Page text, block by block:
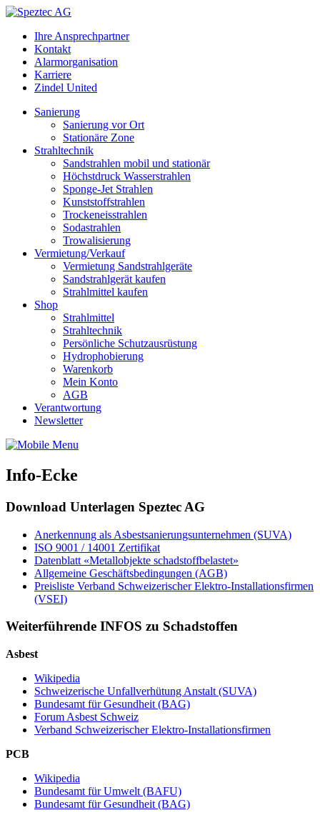
Ihre Ansprechpartner
Kontakt
Alarmorganisation
Karriere
Zindel United
Sanierung
Sanierung vor Ort
Stationäre Zone
Strahltechnik
Sandstrahlen mobil und stationär
Höchstdruck Wasserstrahlen
Sponge-Jet Strahlen
Kunststoffstrahlen
Trockeneisstrahlen
Sodastrahlen
Trowalisierung
Vermietung/Verkauf
Vermietung Sandstrahlgeräte
Sandstrahlgerät kaufen
Strahlmittel kaufen
Shop
Strahlmittel
Strahltechnik
Persönliche Schutzausrüstung
Hydrophobierung
Warenkorb
Mein Konto
AGB
Verantwortung
Newsletter
Info-Ecke
Download Unterlagen Speztec AG
Anerkennung als Asbestsanierungsunternehmen (SUVA)
ISO 9001 / 14001 Zertifikat
Datenblatt «Metallobjekte schadstoffbelastet»
Allgemeine Geschäftsbedingungen (AGB)
Preisliste Verband Schweizerischer Elektro-Installationsfirmen
(VSEI)
Weiterführende INFOS zu Schadstoffen
Asbest
Wikipedia
Schweizerische Unfallverhütung Anstalt (SUVA)
Bundesamt für Gesundheit (BAG)
Forum Asbest Schweiz
Verband Schweizerischer Elektro-Installationsfirmen
PCB
Wikipedia
Bundesamt für Umwelt (BAFU)
Bundesamt für Gesundheit (BAG)